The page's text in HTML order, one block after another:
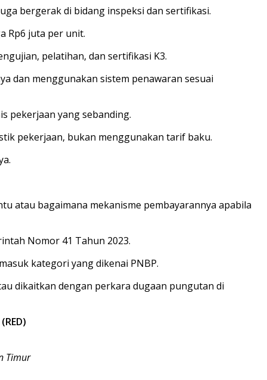
bergerak di bidang inspeksi dan sertifikasi.
Rp6 juta per unit.
pelatihan, dan sertifikasi K3.
dan menggunakan sistem penawaran sesuai
pekerjaan yang sebanding.
pekerjaan, bukan menggunakan tarif baku.
atau bagaimana mekanisme pembayarannya apabila
Nomor 41 Tahun 2023.
kategori yang dikenai PNBP.
dikaitkan dengan perkara dugaan pungutan di
(RED)
Timur